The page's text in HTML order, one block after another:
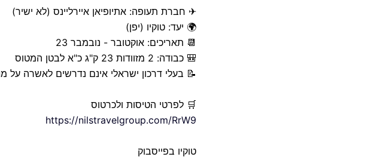
✈ חברת תעופה: אתיופיאן איירליינס (לא ישיר)
🌍 יעד: טוקיו (יפן)
📆 תאריכים: אוקטובר - נובמבר 23
🎒 כבודה: 2 מזוודות 23 ק"ג כ"א לבטן המטוס
📝 בעלי דרכון ישראלי אינם נדרשים לאשרה על
🛒 לפרטי הטיסות ולכרטוס
https://nilstravelgroup.com/RrW9
טוקיו בפייסבוק